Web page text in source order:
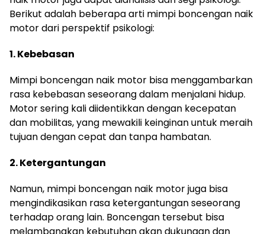
Berikut adalah beberapa arti mimpi boncengan naik
motor dari perspektif psikologi:
1. Kebebasan
Mimpi boncengan naik motor bisa menggambarkan
rasa kebebasan seseorang dalam menjalani hidup.
Motor sering kali diidentikkan dengan kecepatan
dan mobilitas, yang mewakili keinginan untuk meraih
tujuan dengan cepat dan tanpa hambatan.
2. Ketergantungan
Namun, mimpi boncengan naik motor juga bisa
mengindikasikan rasa ketergantungan seseorang
terhadap orang lain. Boncengan tersebut bisa
melambangkan kebutuhan akan dukungan dan